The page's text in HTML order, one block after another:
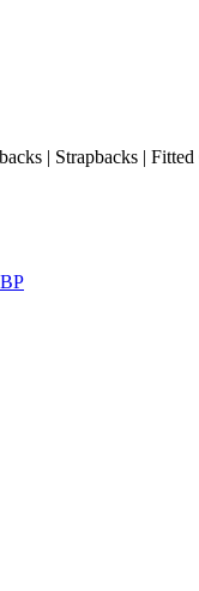
| Strapbacks |